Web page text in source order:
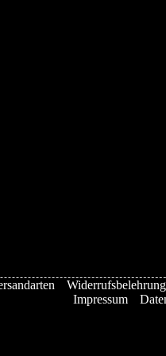
Widerrufsbelehrung
Impressum